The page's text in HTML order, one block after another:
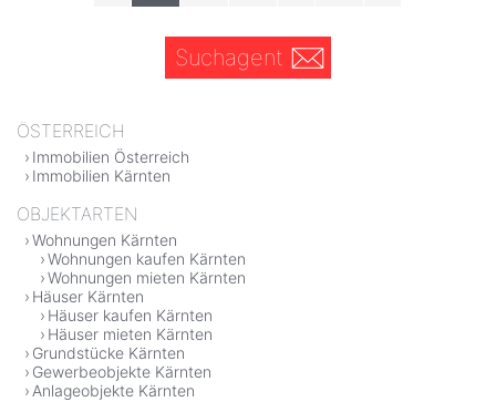
Suchagent
ÖSTERREICH
Immobilien Österreich
Immobilien Kärnten
OBJEKTARTEN
Wohnungen Kärnten
Wohnungen kaufen Kärnten
Wohnungen mieten Kärnten
Häuser Kärnten
Häuser kaufen Kärnten
Häuser mieten Kärnten
Grundstücke Kärnten
Gewerbeobjekte Kärnten
Anlageobjekte Kärnten